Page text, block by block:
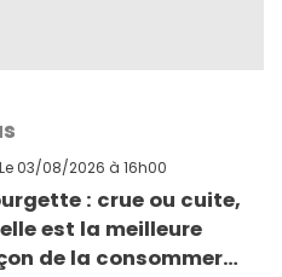
Le 03/08/2026 à 16h00
: crue ou cuite,
est la meilleure
de la consommer